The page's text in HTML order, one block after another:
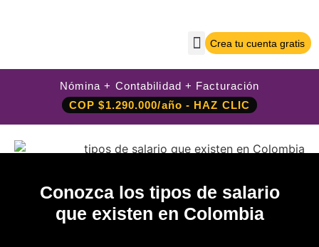
Crea tu cuenta gratis
Nómina + Contabilidad + Facturación
COP $1.290.000/año - HAZ CLIC
Conozca los tipos de salario
que existen en Colombia